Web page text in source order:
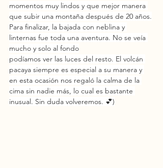
momentos muy lindos y que mejor manera
que subir una montaña después de 20 años.
Para finalizar, la bajada con neblina y
linternas fue toda una aventura. No se veía
mucho y solo al fondo
podíamos ver las luces del resto. El volcán
pacaya siempre es especial a su manera y
en esta ocasión nos regaló la calma de la
cima sin nadie más, lo cual es bastante
inusual. Sin duda volveremos. 💕)